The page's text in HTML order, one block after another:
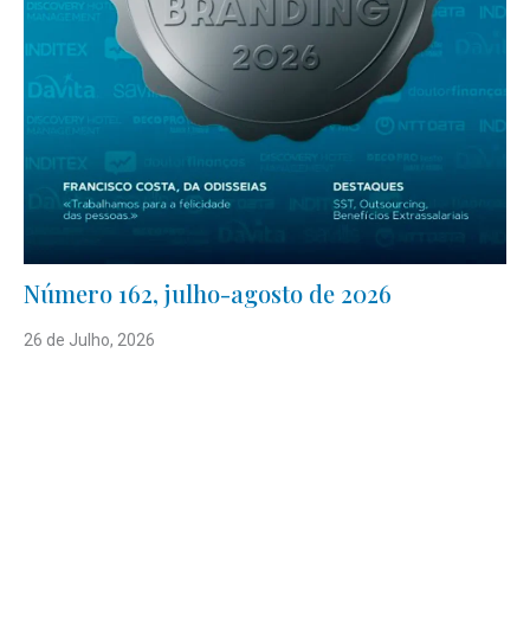
Número 162, julho-agosto de 2026
26 de Julho, 2026